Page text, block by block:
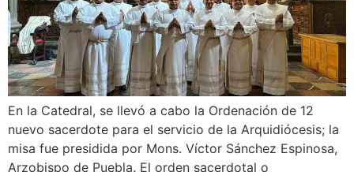
En la Catedral, se llevó a cabo la Ordenación de 12
nuevo sacerdote para el servicio de la Arquidiócesis; la
misa fue presidida por Mons. Víctor Sánchez Espinosa,
Arzobispo de Puebla. El orden sacerdotal o